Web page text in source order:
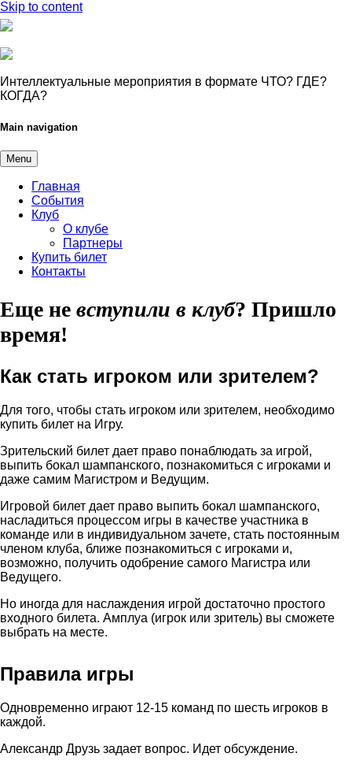
Skip to content
Интеллектуальные мероприятия в формате ЧТО? ГДЕ?
КОГДА?
Main navigation
Menu
Главная
События
Клуб
О клубе
Партнеры
Купить билет
Контакты
Еще не вступили в клуб? Пришло
время!
Как стать игроком или зрителем?
Для того, чтобы стать игроком или зрителем, необходимо
купить билет на Игру.
Зрительский билет дает право понаблюдать за игрой,
выпить бокал шампанского, познакомиться с игроками и
даже самим Магистром и Ведущим.
Игровой билет дает право выпить бокал шампанского,
насладиться процессом игры в качестве участника в
команде или в индивидуальном зачете, стать постоянным
членом клуба, ближе познакомиться с игроками и,
возможно, получить одобрение самого Магистра или
Ведущего.
Но иногда для наслаждения игрой достаточно простого
входного билета. Амплуа (игрок или зритель) вы сможете
выбрать на месте.
Правила игры
Одновременно играют 12-15 команд по шесть игроков в
каждой.
Александр Друзь задает вопрос. Идет обсуждение.